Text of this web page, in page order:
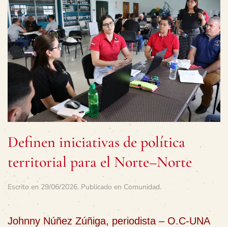
Definen iniciativas de política
territorial para el Norte–Norte
Escrito en 29/06/2026. Publicado en Comunidad.
Johnny Núñez Zúñiga, periodista – O.C-UNA